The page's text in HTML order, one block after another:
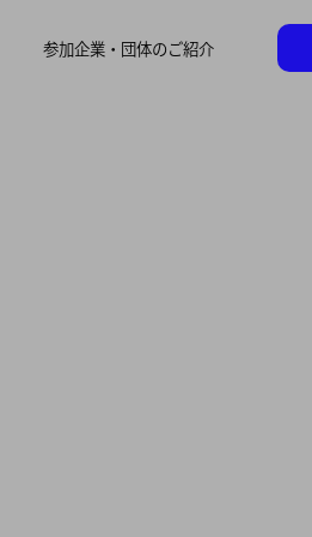
参加企業・団体のご紹介